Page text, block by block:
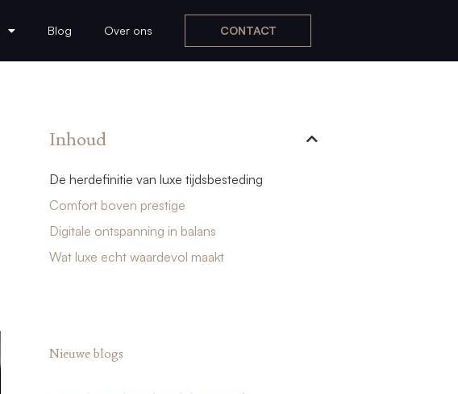
Blog Over ons CONTACT
Inhoud
De herdefinitie van luxe tijdsbesteding
Comfort boven prestige
Digitale ontspanning in balans
Wat luxe echt waardevol maakt
Nieuwe blogs